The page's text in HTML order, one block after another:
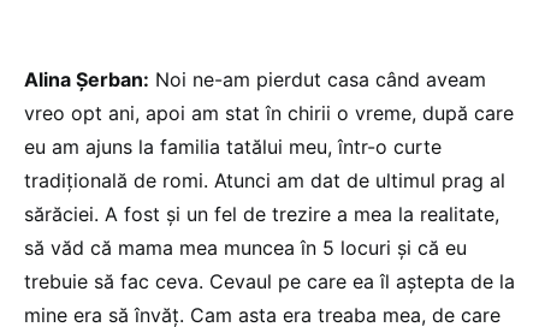
Alina Șerban: Noi ne-am pierdut casa când aveam
vreo opt ani, apoi am stat în chirii o vreme, după care
eu am ajuns la familia tatălui meu, într-o curte
tradițională de romi. Atunci am dat de ultimul prag al
sărăciei. A fost și un fel de trezire a mea la realitate,
să văd că mama mea muncea în 5 locuri și că eu
trebuie să fac ceva. Cevaul pe care ea îl aștepta de la
mine era să învăț. Cam asta era treaba mea, de care